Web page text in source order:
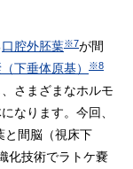
口腔外胚葉※7が間
下垂体原基） ※8
さまざまなホルモ
なります。今回、
と間脳（視床下
化技術でラトケ嚢